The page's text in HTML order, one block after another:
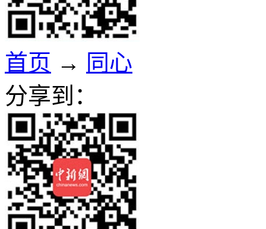
首页 → 同心
分享到：